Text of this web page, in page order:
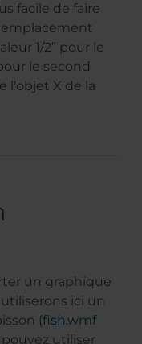
facile de faire
emplacement
1/2” pour le
le second
l'objet X de la
un graphique
ici un
(fish.wmf
utiliser